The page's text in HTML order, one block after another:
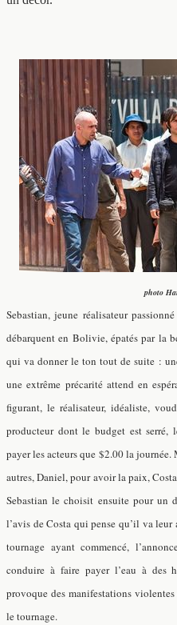
photo
Sebastian, jeune réalisateur
débarquent en Bolivie, épatés par la
qui va donner le ton tout de suite :
une extrême précarité attend en
figurant, le réalisateur, idéaliste,
producteur dont le budget est
payer les acteurs que $2.00 la
autres, Daniel, pour avoir la paix,
Sebastian le choisit ensuite pour un
l’avis de Costa qui pense qu’il va leur
tournage ayant commencé,
conduire à faire payer l’eau à des
provoque des manifestations
le tournage.